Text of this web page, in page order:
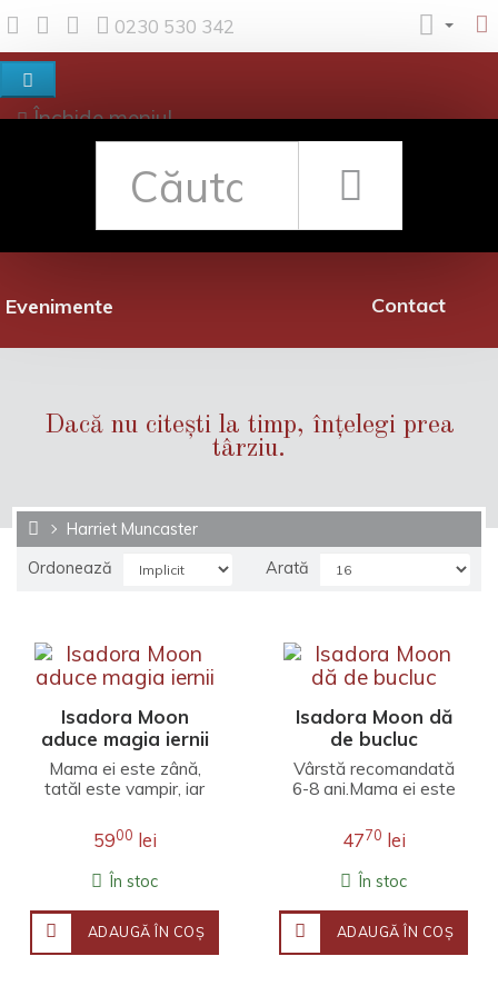
0230 530 342
Închide meniul
Evenimente
Rețea librării
Contact
Dacă nu citești la timp, înțelegi prea
târziu.
Harriet Muncaster
Ordonează
Arată
Isadora Moon
aduce magia iernii
Mama ei este zână,
tatăl este vampir, iar
amândouă!Isadora
adoră să se joace în
zăpadă, iar creațiile ei
prind viață cu ajutorul
baghetei magice a
mătușii sale, o
adevărată zână a
5900 lei
În stoc
ADAUGĂ ÎN COŞ
Isadora Moon dă
de bucluc
Vârstă recomandată
6-8 ani.Mama ei este
vampir, iar ea este
câte puțin din
amândouă!Isadora
vrea să l aducă la
școală de ziua
animalului de
4770 lei
În stoc
ADAUGĂ ÎN COŞ